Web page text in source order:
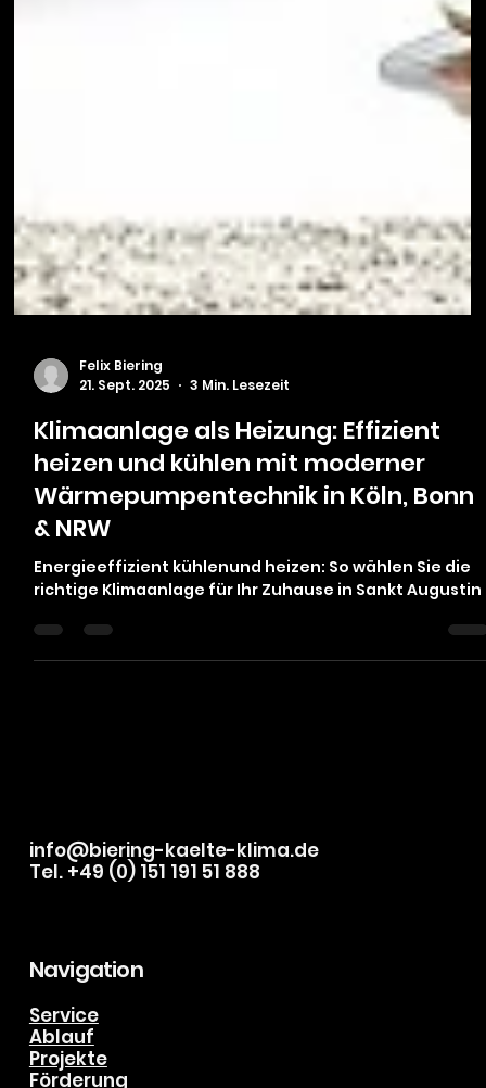
Felix Biering
21. Sept. 2025
3 Min. Lesezeit
Klimaanlage als Heizung: Effizient
heizen und kühlen mit moderner
Wärmepumpentechnik in Köln, Bonn
& NRW
richtige Klimaanlage für Ihr Zuhause in Sankt Augustin
Navigation